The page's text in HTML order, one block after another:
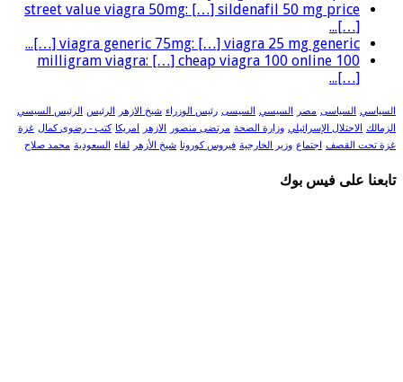
street value viagra 50mg: […] sildenafil 50 mg price
[…]...
viagra generic 75mg: […] viagra 25 mg generic […]...
100 milligram viagra: […] cheap viagra 100 online
[…]...
السياسي السياسى مصر السيسي السيسى رئيس الوزراء شيخ الازهر الرئيس الرئيس السيسي
الزمالك الاحتلال الإسرائيلي وزارة الصحة مرتضى منصور الازهر امريكا كتب - رضوى كمال غزة
غزة تحت القصف
اجتماع وزير الخارجية فيروس كورونا شيخ الأزهر لقاء السعودية محمد صلاح
تابعنا على فيس بوك